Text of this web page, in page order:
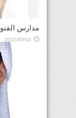
مدارس
2022/09/02